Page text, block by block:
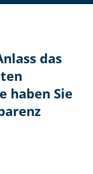
das
haben Sie